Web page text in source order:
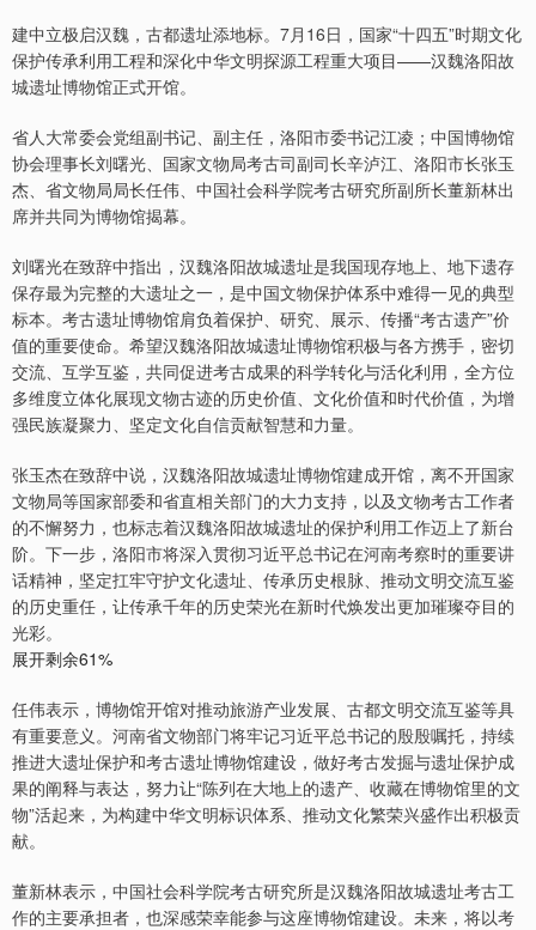
建中立极启汉魏，古都遗址添地标。7月16日，国家“十四五”时期文化
保护传承利用工程和深化中华文明探源工程重大项目——汉魏洛阳故
城遗址博物馆正式开馆。
省人大常委会党组副书记、副主任，洛阳市委书记江凌；中国博物馆
协会理事长刘曙光、国家文物局考古司副司长辛泸江、洛阳市长张玉
杰、省文物局局长任伟、中国社会科学院考古研究所副所长董新林出
席并共同为博物馆揭幕。
刘曙光在致辞中指出，汉魏洛阳故城遗址是我国现存地上、地下遗存
保存最为完整的大遗址之一，是中国文物保护体系中难得一见的典型
标本。考古遗址博物馆肩负着保护、研究、展示、传播“考古遗产”价
值的重要使命。希望汉魏洛阳故城遗址博物馆积极与各方携手，密切
交流、互学互鉴，共同促进考古成果的科学转化与活化利用，全方位
多维度立体化展现文物古迹的历史价值、文化价值和时代价值，为增
强民族凝聚力、坚定文化自信贡献智慧和力量。
张玉杰在致辞中说，汉魏洛阳故城遗址博物馆建成开馆，离不开国家
文物局等国家部委和省直相关部门的大力支持，以及文物考古工作者
的不懈努力，也标志着汉魏洛阳故城遗址的保护利用工作迈上了新台
阶。下一步，洛阳市将深入贯彻习近平总书记在河南考察时的重要讲
话精神，坚定扛牢守护文化遗址、传承历史根脉、推动文明交流互鉴
的历史重任，让传承千年的历史荣光在新时代焕发出更加璀璨夺目的
光彩。
展开剩余61%
任伟表示，博物馆开馆对推动旅游产业发展、古都文明交流互鉴等具
有重要意义。河南省文物部门将牢记习近平总书记的殷殷嘱托，持续
推进大遗址保护和考古遗址博物馆建设，做好考古发掘与遗址保护成
果的阐释与表达，努力让“陈列在大地上的遗产、收藏在博物馆里的文
物”活起来，为构建中华文明标识体系、推动文化繁荣兴盛作出积极贡
献。
董新林表示，中国社会科学院考古研究所是汉魏洛阳故城遗址考古工
作的主要承担者，也深感荣幸能参与这座博物馆建设。未来，将以考